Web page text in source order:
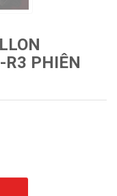
R3 PHIÊN